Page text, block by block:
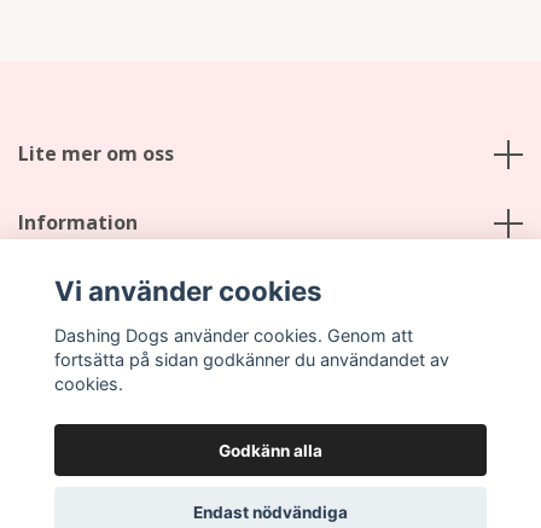
Lite mer om oss
Information
Sociala medier
© 2026 Dashing Dogs
Vi använder cookies
Dashing Dogs använder cookies. Genom att
fortsätta på sidan godkänner du användandet av
cookies.
Godkänn alla
Endast nödvändiga